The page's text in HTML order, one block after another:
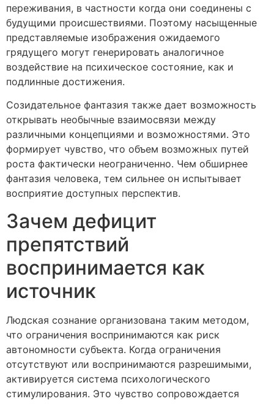
переживания, в частности когда они соединены с
будущими происшествиями. Поэтому насыщенные
представляемые изображения ожидаемого
грядущего могут генерировать аналогичное
воздействие на психическое состояние, как и
подлинные достижения.
Созидательное фантазия также дает возможность
открывать необычные взаимосвязи между
различными концепциями и возможностями. Это
формирует чувство, что объем возможных путей
роста фактически неограниченно. Чем обширнее
фантазия человека, тем сильнее он испытывает
восприятие доступных перспектив.
Зачем дефицит
препятствий
воспринимается как
источник
Людская сознание организована таким методом,
что ограничения воспринимаются как риск
автономности субъекта. Когда ограничения
отсутствуют или воспринимаются разрешимыми,
активируется система психологического
стимулирования. Это чувство сопровождается